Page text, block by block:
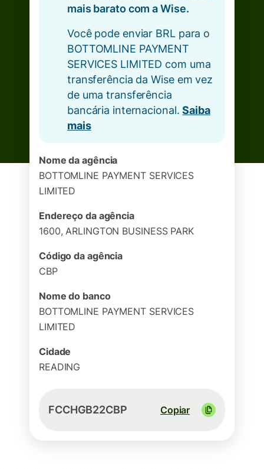
mais barato com a Wise.
Você pode enviar BRL para o
BOTTOMLINE PAYMENT
SERVICES LIMITED com uma
transferência da Wise em vez
de uma transferência
bancária internacional.Saiba
mais
Nome da agência
BOTTOMLINE PAYMENT SERVICES
LIMITED
Endereço da agência
1600, ARLINGTON BUSINESS PARK
Código da agência
CBP
Nome do banco
BOTTOMLINE PAYMENT SERVICES
LIMITED
Cidade
READING
FCCHGB22CBP Copiar